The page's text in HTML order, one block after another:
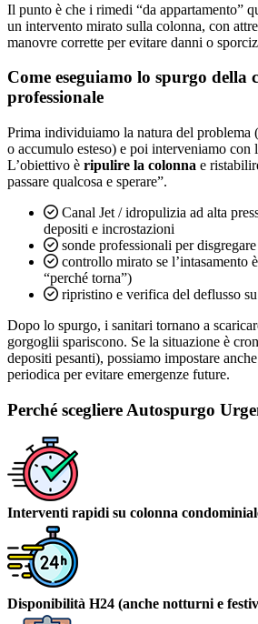
Il punto è che i rimedi “da appartamento”
un intervento mirato sulla colonna, con
manovre corrette per evitare danni o
Come eseguiamo lo spurgo della
professionale
Prima individuiamo la natura del problema
o accumulo esteso) e poi interveniamo con
L’obiettivo è ripulire la colonna e
passare qualcosa e sperare”.
Canal Jet / idropulizia ad alta
depositi e incrostazioni
sonde professionali per
controllo mirato se l’intasamento
“perché torna”)
ripristino e verifica del deflusso
Dopo lo spurgo, i sanitari tornano a
gorgoglii spariscono. Se la situazione è
depositi pesanti), possiamo impostare
periodica per evitare emergenze future.
Perché scegliere Autospurgo
Interventi rapidi su colonna
Disponibilità H24 (anche notturni e